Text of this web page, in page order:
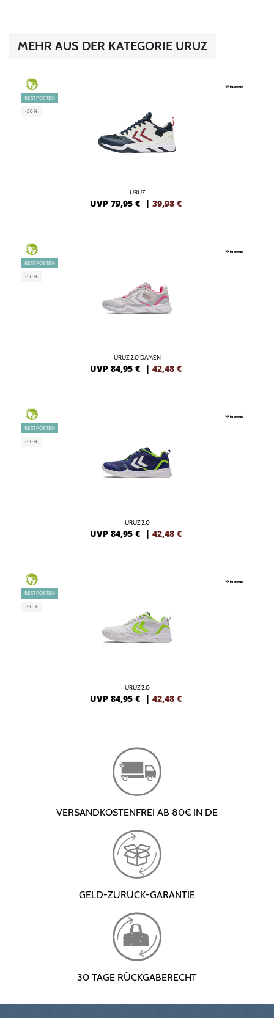
MEHR AUS DER KATEGORIE URUZ
GREEN
RESTPOSTEN
-50%
URUZ
UVP 79,95 € | 39,98 €
GREEN
RESTPOSTEN
-50%
URUZ 2.0 DAMEN
UVP 84,95 € | 42,48 €
GREEN
RESTPOSTEN
-50%
URUZ 2.0
UVP 84,95 € | 42,48 €
GREEN
RESTPOSTEN
-50%
URUZ 2.0
UVP 84,95 € | 42,48 €
VERSANDKOSTENFREI AB 80€ IN DE
GELD-ZURÜCK-GARANTIE
30 TAGE RÜCKGABERECHT